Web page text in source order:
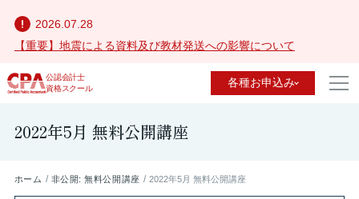
2026.07.28
【重要】地震による資料及び教材発送への影響について
公認会計士
資格スクール
各種お申込み
2022年5月 無料公開講座
ホーム 非公開: 無料公開講座 2022年5月 無料公開講座